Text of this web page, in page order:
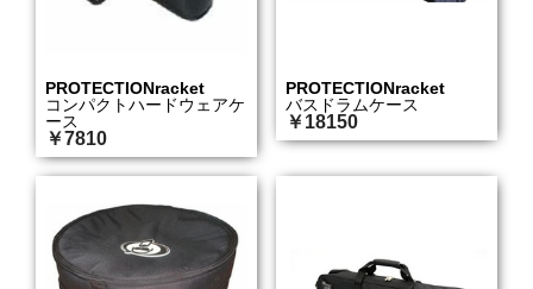
PROTECTIONracket
コンパクトハードウェアケ
ース
￥7810
PROTECTIONracket
バスドラムケース
￥18150